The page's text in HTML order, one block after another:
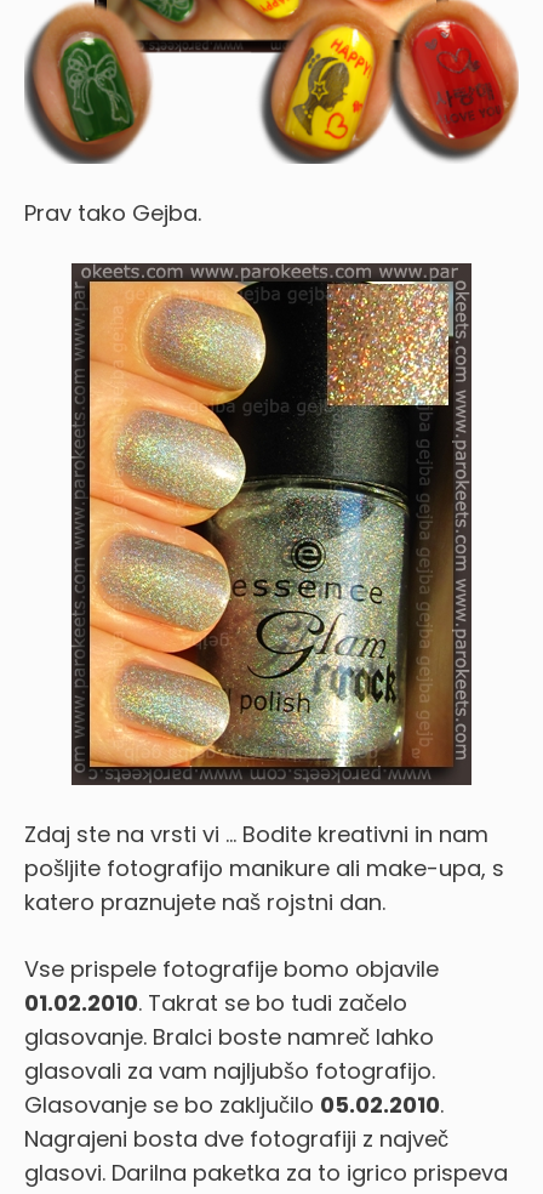
Prav tako Gejba.
Zdaj ste na vrsti vi … Bodite kreativni in nam
pošljite fotografijo manikure ali make-upa, s
katero praznujete naš rojstni dan.
Vse prispele fotografije bomo objavile
01.02.2010. Takrat se bo tudi začelo
glasovanje. Bralci boste namreč lahko
glasovali za vam najljubšo fotografijo.
Glasovanje se bo zaključilo 05.02.2010.
Nagrajeni bosta dve fotografiji z največ
glasovi. Darilna paketka za to igrico prispeva